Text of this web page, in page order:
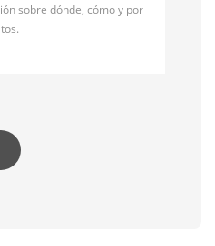
sobre dónde, cómo y por